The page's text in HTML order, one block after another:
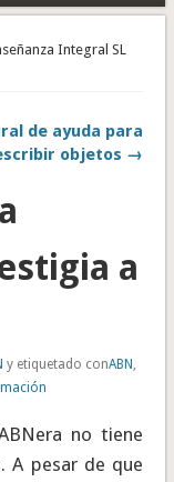
Integral SL
de ayuda para
objetos →
a
y etiquetado conABN ,
no tiene
A pesar de que